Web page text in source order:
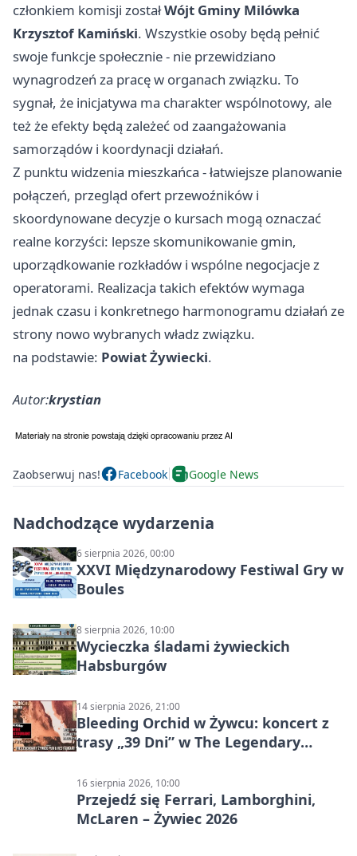
członkiem komisji zostałWójt Gminy Milówka
Krzysztof Kamiński. Wszystkie osoby będą pełnić
swoje funkcje społecznie - nie przewidziano
wynagrodzeń za pracę w organach związku. To
sygnał, że inicjatywa ma charakter wspólnotowy, ale
też że efekty będą zależeć od zaangażowania
samorządów i koordynacji działań.
Z punktu widzenia mieszkańca - łatwiejsze planowanie
połączeń, przegląd ofert przewoźników i
skoordynowane decyzje o kursach mogą oznaczać
realne korzyści: lepsze skomunikowanie gmin,
uporządkowanie rozkładów i wspólne negocjacje z
operatorami. Realizacja takich efektów wymaga
jednak czasu i konkretnego harmonogramu działań ze
strony nowo wybranych władz związku.
na podstawie: Powiat Żywiecki.
Autor:krystian
Zaobserwuj nas! Facebook Google News
Nadchodzące wydarzenia
6 sierpnia 2026, 00:00
XXVI Międzynarodowy Festiwal Gry w
Boules
8 sierpnia 2026, 10:00
Wycieczka śladami żywieckich
Habsburgów
14 sierpnia 2026, 21:00
Bleeding Orchid w Żywcu: koncert z
trasy „39 Dni” w The Legendary
16 sierpnia 2026, 10:00
Przejedź się Ferrari, Lamborghini,
McLaren – Żywiec 2026